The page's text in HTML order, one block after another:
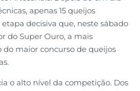
apenas 15 queijos
decisiva que, neste sábado
do Super Ouro, a mais
maior concurso de queijos
o alto nível da competição. Dos